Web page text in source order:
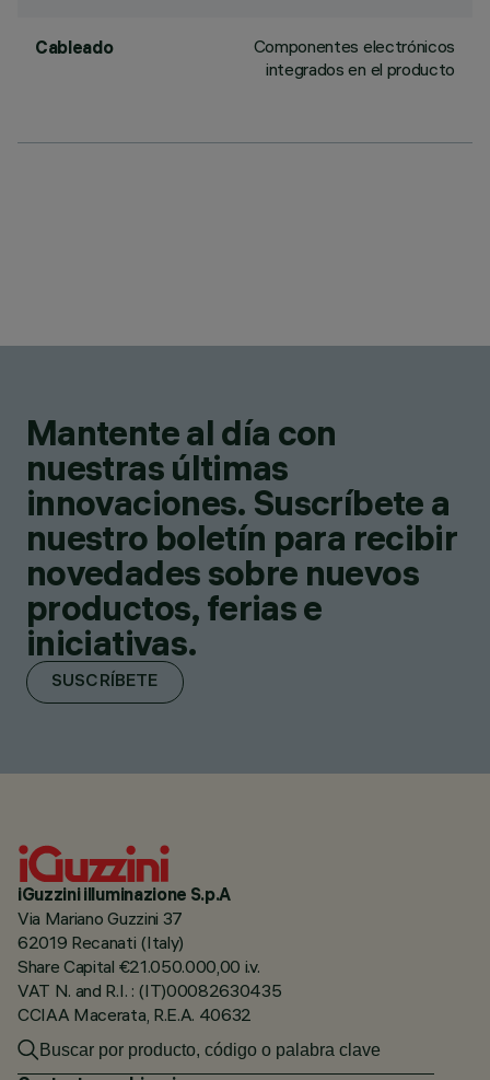
Cableado
Componentes electrónicos
integrados en el producto
Mantente al día con
nuestras últimas
innovaciones. Suscríbete a
nuestro boletín para recibir
novedades sobre nuevos
productos, ferias e
iniciativas.
SUSCRÍBETE
iGuzzini illuminazione S.p.A
Via Mariano Guzzini 37
62019 Recanati (Italy)
Share Capital €21.050.000,00 i.v.
VAT N. and R.I. : (IT)00082630435
CCIAA Macerata, R.E.A. 40632